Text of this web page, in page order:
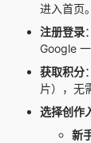
进入首页。
注册登录
Google 一
获取积分
片），无
选择创作
新